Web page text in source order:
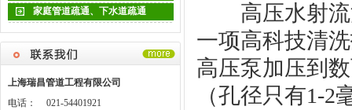
家庭管道疏通、下水道疏通
上海瑞昌管道工程有限公司
电话：
021-54401921
高压水射流
一项高科技清
高压泵加压到
（孔径只有1-